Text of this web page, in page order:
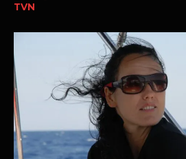
TVN